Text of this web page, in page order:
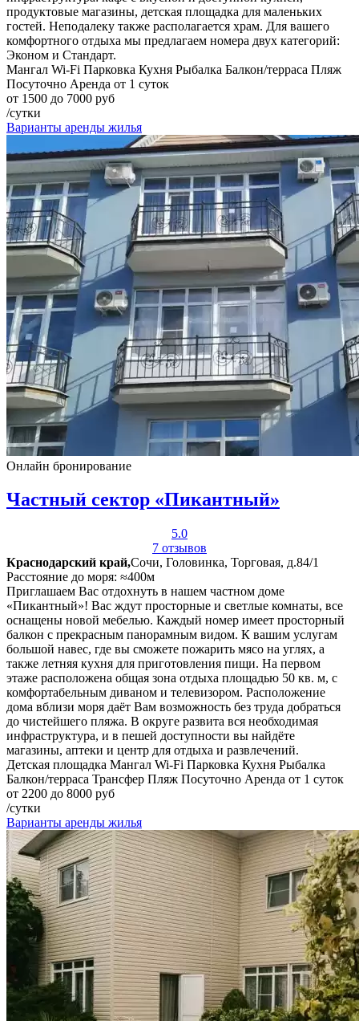
продуктовые магазины, детская площадка для маленьких
гостей. Неподалеку также располагается храм. Для вашего
комфортного отдыха мы предлагаем номера двух категорий:
Эконом и Стандарт.
Мангал Wi-Fi Парковка Кухня Рыбалка Балкон/терраса Пляж
Посуточно Аренда от 1 суток
от 1500 до 7000 руб
/сутки
Варианты аренды жилья
Онлайн бронирование
Частный сектор «Пикантный»
5.0
7 отзывов
Краснодарский край,Сочи, Головинка, Торговая, д.84/1
Расстояние до моря: ≈400м
Приглашаем Вас отдохнуть в нашем частном доме
«Пикантный»! Вас ждут просторные и светлые комнаты, все
оснащены новой мебелью. Каждый номер имеет просторный
балкон с прекрасным панорамным видом. К вашим услугам
большой навес, где вы сможете пожарить мясо на углях, а
также летняя кухня для приготовления пищи. На первом
этаже расположена общая зона отдыха площадью 50 кв. м, с
комфортабельным диваном и телевизором. Расположение
дома вблизи моря даёт Вам возможность без труда добраться
до чистейшего пляжа. В округе развита вся необходимая
инфраструктура, и в пешей доступности вы найдёте
магазины, аптеки и центр для отдыха и развлечений.
Детская площадка Мангал Wi-Fi Парковка Кухня Рыбалка
Балкон/терраса Трансфер Пляж Посуточно Аренда от 1 суток
от 2200 до 8000 руб
/сутки
Варианты аренды жилья